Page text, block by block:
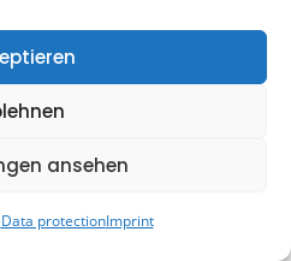
ansehen
Data protectionImprint
a
s
t
L
a
t
a
*